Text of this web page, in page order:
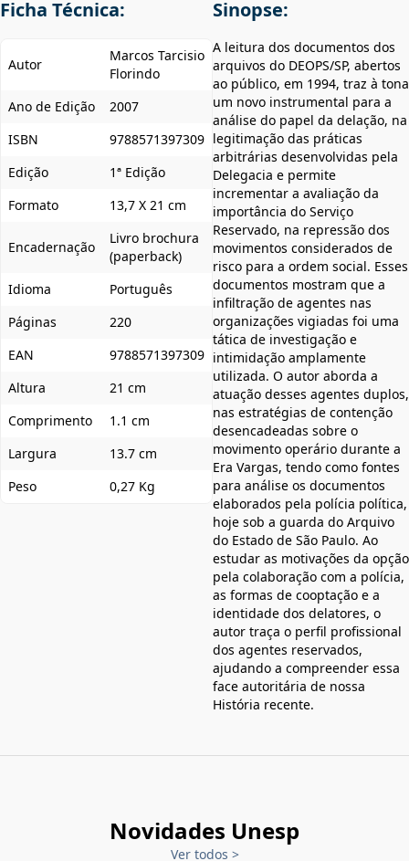
Ficha Técnica:
Autor
Marcos Tarcisio
Florindo
Ano de Edição
2007
ISBN
9788571397309
Edição
1ª Edição
Formato
13,7 X 21 cm
Encadernação
Livro brochura
(paperback)
Idioma
Português
Páginas
220
EAN
9788571397309
Altura
21 cm
Comprimento
1.1 cm
Largura
13.7 cm
Peso
0,27 Kg
Sinopse:
A leitura dos documentos dos
arquivos do DEOPS/SP, abertos
ao público, em 1994, traz à tona
um novo instrumental para a
análise do papel da delação, na
legitimação das práticas
arbitrárias desenvolvidas pela
Delegacia e permite
incrementar a avaliação da
importância do Serviço
Reservado, na repressão dos
movimentos considerados de
risco para a ordem social. Esses
documentos mostram que a
infiltração de agentes nas
organizações vigiadas foi uma
tática de investigação e
intimidação amplamente
utilizada. O autor aborda a
atuação desses agentes duplos,
nas estratégias de contenção
desencadeadas sobre o
movimento operário durante a
Era Vargas, tendo como fontes
para análise os documentos
elaborados pela polícia política,
hoje sob a guarda do Arquivo
do Estado de São Paulo. Ao
estudar as motivações da opção
pela colaboração com a polícia,
as formas de cooptação e a
identidade dos delatores, o
autor traça o perfil profissional
dos agentes reservados,
ajudando a compreender essa
face autoritária de nossa
História recente.
Novidades Unesp
Ver todos >